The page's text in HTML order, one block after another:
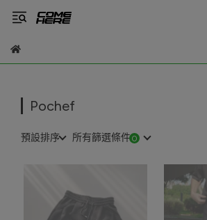
Pochef
預設排序 所有篩選條件